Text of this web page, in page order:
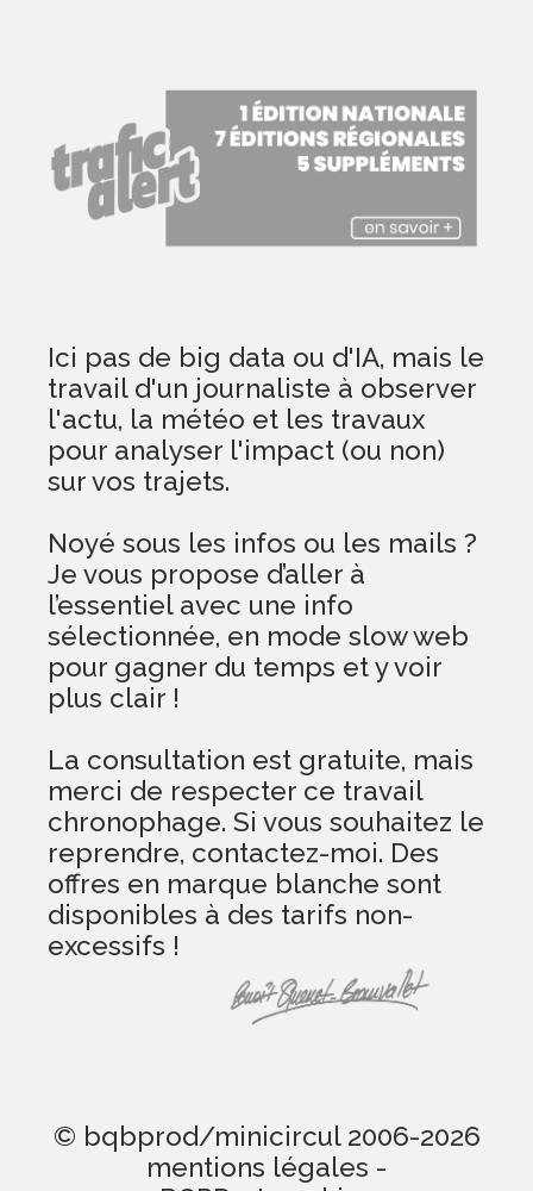
Ici pas de big data ou d'IA, mais le
travail d'un journaliste à observer
l'actu, la météo et les travaux
pour analyser l'impact (ou non)
sur vos trajets.
Noyé sous les infos ou les mails ?
Je vous propose d’aller à
l’essentiel avec une info
sélectionnée, en mode slow web
pour gagner du temps et y voir
plus clair !
La consultation est gratuite, mais
merci de respecter ce travail
chronophage. Si vous souhaitez le
reprendre, contactez-moi. Des
offres en marque blanche sont
disponibles à des tarifs non-
excessifs !
© bqbprod/minicircul 2006-2026
mentions légales -